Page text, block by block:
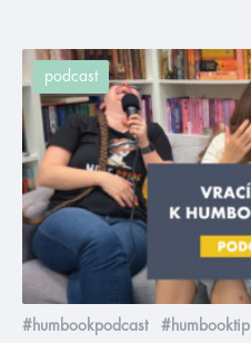
podcast
#humbookpodcast #humbooktip